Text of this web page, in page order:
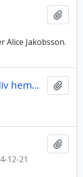
Jakobsson.
Alice samlade klipp om sjöliv hemma (Hudiksvall)
12-21